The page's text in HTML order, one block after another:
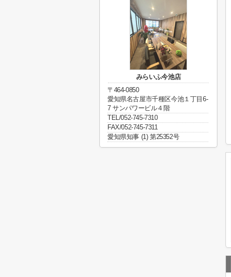
みらいふ今池店
〒464-0850
愛知県名古屋市千種区今池１丁目6-
7 サンパワービル４階
TEL/052-745-7310
FAX/052-745-7311
愛知県知事 (1) 第25352号